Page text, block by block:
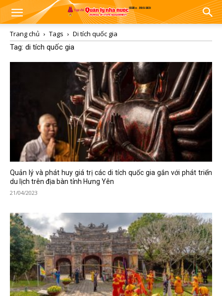
Trang chủ Tags
Di tích quốc gia
Tag: di tích quốc gia
Quản lý và phát huy giá trị các di tích quốc gia gắn với phát triển
du lịch trên địa bàn tỉnh Hưng Yên
21/04/2023